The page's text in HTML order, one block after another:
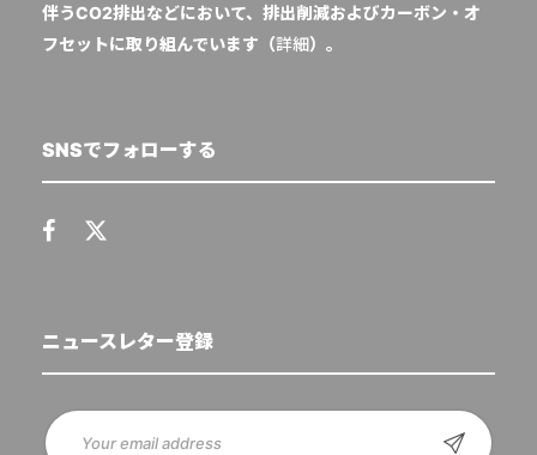
伴うCO2排出などにおいて、排出削減およびカーボン・オ
フセットに取り組んでいます（詳細）。
SNSでフォローする
ニュースレター登録